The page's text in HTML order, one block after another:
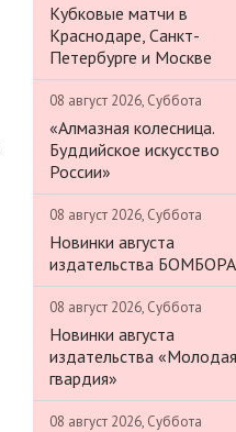
Кубковые матчи в
Краснодаре, Санкт-
Петербурге и Москве
08 август 2026, Суббота
«Алмазная колесница.
Буддийское искусство
России»
08 август 2026, Суббота
Новинки августа
издательства БОМБОРА
08 август 2026, Суббота
Новинки августа
издательства «Молодая
гвардия»
08 август 2026, Суббота